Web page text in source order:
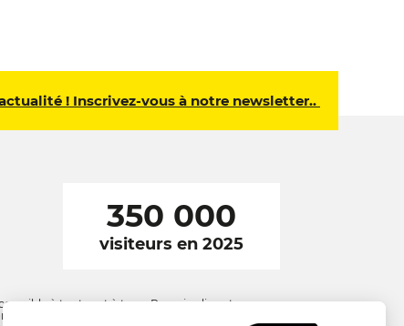
! Inscrivez-vous à notre newsletter..
350 000
visiteurs en 2025
à toutes et à tous. Rues, jardins et
à un monde plus responsable.